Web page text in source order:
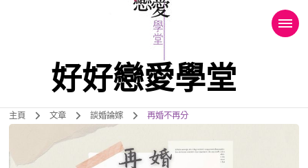
好好戀愛學堂
主頁 文章 談婚論嫁 再婚不再分